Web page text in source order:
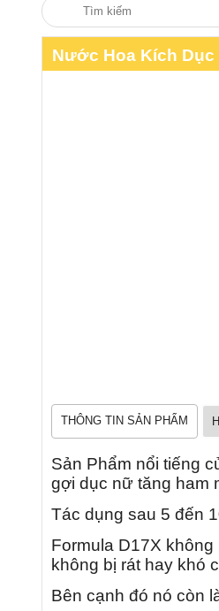
Nước Hoa Kích Dục
THÔNG TIN SẢN PHẨM
Sản Phẩm nổi tiếng
gợi dục nữ tăng ham
Tác dụng sau 5 đến
Formula D17X
không bị rát hay khó
Bên cạnh đó nó còn